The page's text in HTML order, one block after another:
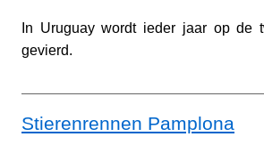
In Uruguay wordt ieder jaar op de
gevierd.
Stierenrennen Pamplona